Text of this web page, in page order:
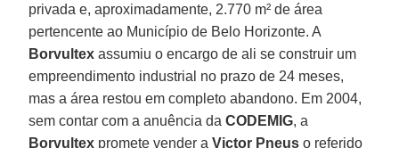
privada e, aproximadamente, 2.770 m² de área
pertencente ao Município de Belo Horizonte. A
Borvultex assumiu o encargo de ali se construir um
empreendimento industrial no prazo de 24 meses,
mas a área restou em completo abandono. Em 2004,
sem contar com a anuência daCODEMIG, a
Borvultex promete vender aVictor Pneus o referido